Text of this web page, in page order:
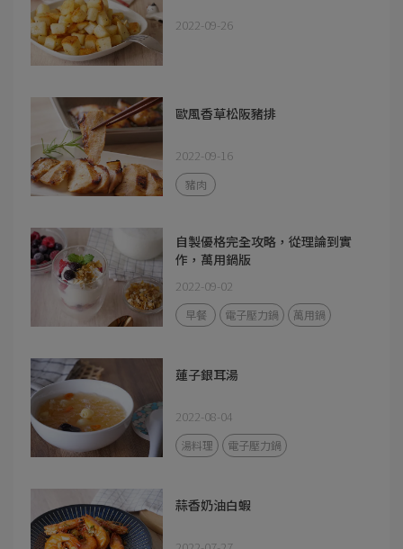
2022-09-26
歐風香草松阪豬排
2022-09-16
豬肉
自製優格完全攻略，從理論到實
作，萬用鍋版
2022-09-02
早餐 電子壓力鍋 萬用鍋
蓮子銀耳湯
2022-08-04
湯料理 電子壓力鍋
蒜香奶油白蝦